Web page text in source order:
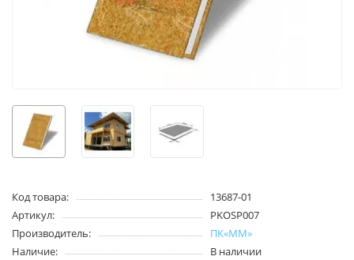
Код товара:
13687-01
Артикул:
PKOSP007
Производитель:
ПК«ММ»
Наличие:
В наличии